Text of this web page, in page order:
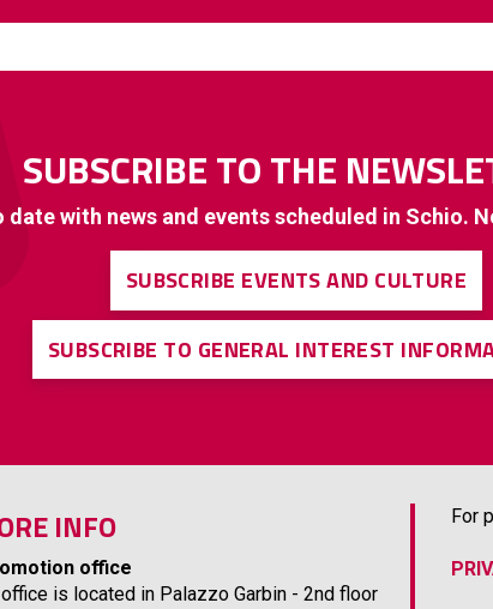
SUBSCRIBE TO THE
date with news and events scheduled in Schio.
SUBSCRIBE EVENTS AND CULTURE
SUBSCRIBE TO GENERAL INTEREST
INFO
office
is located in Palazzo Garbin - 2nd floor
For